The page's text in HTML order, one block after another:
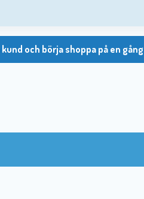
och börja shoppa på en gång